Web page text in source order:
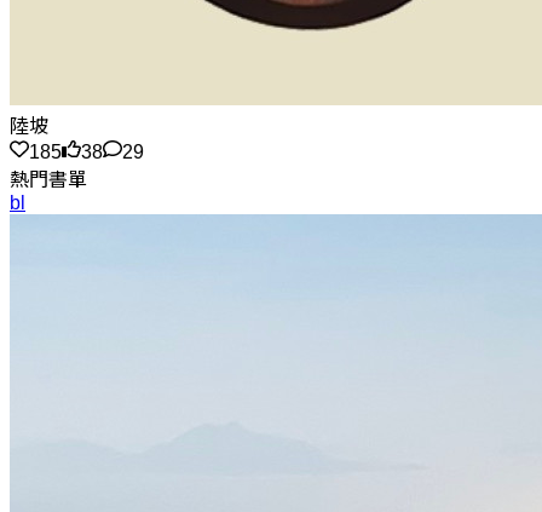
陸坡
185
38
29
熱門書單
bl